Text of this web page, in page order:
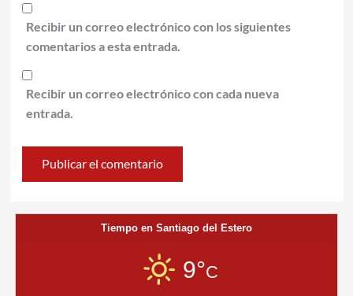
Recibir un correo electrónico con los siguientes
comentarios a esta entrada.
Recibir un correo electrónico con cada nueva
entrada.
Tiempo en Santiago del Estero
9°C